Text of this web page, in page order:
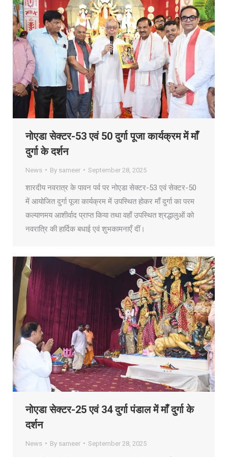
नोएडा सेक्टर-53 एवं 50 दुर्गा पूजा कार्यक्रम में माँ
दुर्गा के दर्शन
News By sameer September 28, 2025
शारदीय नवरात्र के पावन पर्व पर नोएडा सेक्टर-53 एवं सेक्टर-50
में आयोजित दुर्गा पूजा कार्यक्रम में उपस्थित होकर माँ दुर्गा का परम
कल्याणमय आशीर्वाद प्राप्त किया तथा वहाँ उपस्थित श्रद्धालुओं को
नवरात्रि की हार्दिक बधाई एवं शुभकामनाएँ दीं।
नोएडा सेक्टर-25 एवं 34 दुर्गा पंडाल में माँ दुर्गा के
दर्शन
News By sameer September 28, 2025